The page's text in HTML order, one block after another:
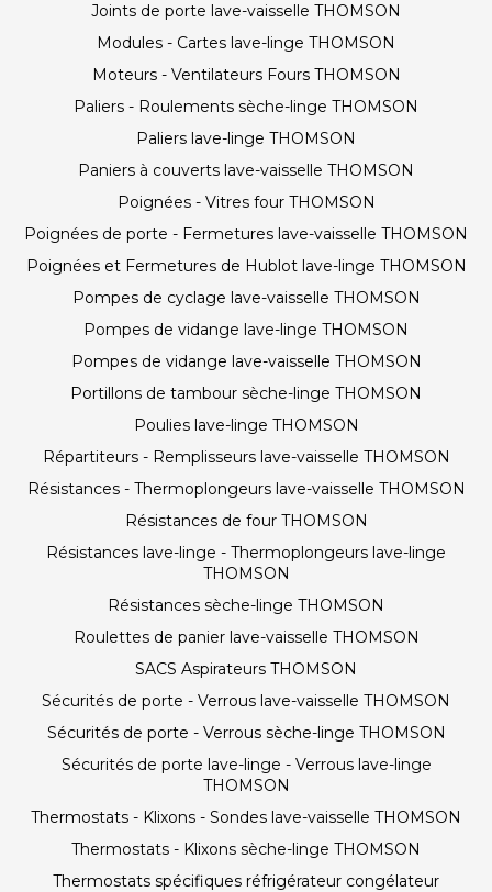
Joints de porte lave-vaisselle THOMSON
Modules - Cartes lave-linge THOMSON
Moteurs - Ventilateurs Fours THOMSON
Paliers - Roulements sèche-linge THOMSON
Paliers lave-linge THOMSON
Paniers à couverts lave-vaisselle THOMSON
Poignées - Vitres four THOMSON
Poignées de porte - Fermetures lave-vaisselle THOMSON
Poignées et Fermetures de Hublot lave-linge THOMSON
Pompes de cyclage lave-vaisselle THOMSON
Pompes de vidange lave-linge THOMSON
Pompes de vidange lave-vaisselle THOMSON
Portillons de tambour sèche-linge THOMSON
Poulies lave-linge THOMSON
Répartiteurs - Remplisseurs lave-vaisselle THOMSON
Résistances - Thermoplongeurs lave-vaisselle THOMSON
Résistances de four THOMSON
Résistances lave-linge - Thermoplongeurs lave-linge
THOMSON
Résistances sèche-linge THOMSON
Roulettes de panier lave-vaisselle THOMSON
SACS Aspirateurs THOMSON
Sécurités de porte - Verrous lave-vaisselle THOMSON
Sécurités de porte - Verrous sèche-linge THOMSON
Sécurités de porte lave-linge - Verrous lave-linge
THOMSON
Thermostats - Klixons - Sondes lave-vaisselle THOMSON
Thermostats - Klixons sèche-linge THOMSON
Thermostats spécifiques réfrigérateur congélateur